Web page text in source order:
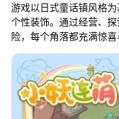
游戏以日式童话镇风格
个性装饰。通过经营、
险，每个角落都充满惊喜